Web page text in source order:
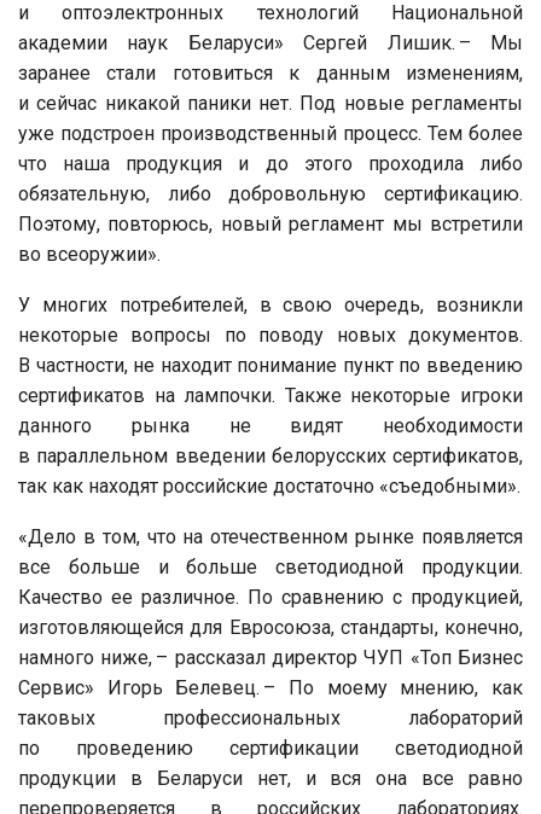
и оптоэлектронных технологий Национальной
академии наук Беларуси» Сергей Лишик. – Мы
заранее стали готовиться к данным изменениям,
и сейчас никакой паники нет. Под новые регламенты
уже подстроен производственный процесс. Тем более
что наша продукция и до этого проходила либо
обязательную, либо добровольную сертификацию.
Поэтому, повторюсь, новый регламент мы встретили
во всеоружии».
У многих потребителей, в свою очередь, возникли
некоторые вопросы по поводу новых документов.
В частности, не находит понимание пункт по введению
сертификатов на лампочки. Также некоторые игроки
данного рынка не видят необходимости
в параллельном введении белорусских сертификатов,
так как находят российские достаточно «съедобными».
«Дело в том, что на отечественном рынке появляется
все больше и больше светодиодной продукции.
Качество ее различное. По сравнению с продукцией,
изготовляющейся для Евросоюза, стандарты, конечно,
намного ниже, – рассказал директор ЧУП «Топ Бизнес
Сервис» Игорь Белевец. – По моему мнению, как
таковых профессиональных лабораторий
по проведению сертификации светодиодной
продукции в Беларуси нет, и вся она все равно
перепроверяется в российских лабораториях.